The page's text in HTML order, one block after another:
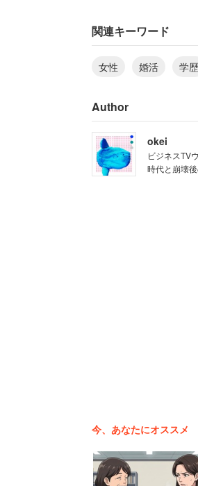
関連キーワード
女性 婚活 学歴
Author
okei
ビジネスTV
時代と崩壊
今、あなたにオススメ